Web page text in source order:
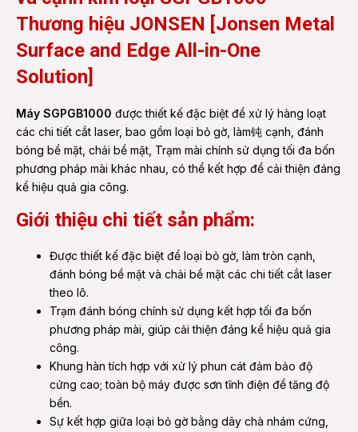
Thương hiệu JONSEN [Jonsen Metal
Surface and Edge All-in-One
Solution]
Máy SGPGB1000 được thiết kế đặc biệt để xử lý hàng loạt
các chi tiết cắt laser, bao gồm loại bỏ gờ, làm钝 cạnh, đánh
bóng bề mặt, chải bề mặt, Trạm mài chính sử dụng tối đa bốn
phương pháp mài khác nhau, có thể kết hợp để cải thiện đáng
kể hiệu quả gia công.
Giới thiệu chi tiết sản phẩm:
Được thiết kế đặc biệt để loại bỏ gờ, làm tròn cạnh,
đánh bóng bề mặt và chải bề mặt các chi tiết cắt laser
theo lô.
Trạm đánh bóng chính sử dụng kết hợp tối đa bốn
phương pháp mài, giúp cải thiện đáng kể hiệu quả gia
công.
Khung hàn tích hợp với xử lý phun cát đảm bảo độ
cứng cao; toàn bộ máy được sơn tĩnh điện để tăng độ
bền.
Sự kết hợp giữa loại bỏ gờ bằng dây chà nhám cứng,